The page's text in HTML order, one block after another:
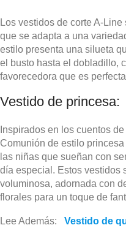
Los vestidos de corte A-
que se adapta a una
estilo presenta una silueta
el busto hasta el dobladillo,
favorecedora que es
Vestido de princesa:
Inspirados en los cuentos
Comunión de estilo
las niñas que sueñan con
día especial. Estos vestidos
voluminosa, adornada con
florales para un toque de
Lee Además: Vestido de